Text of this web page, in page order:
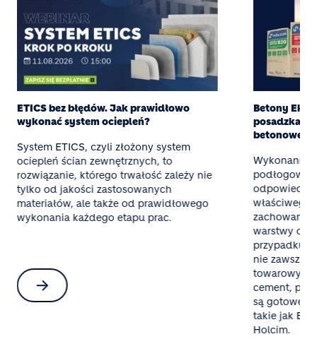
ETICS bez błędów. Jak prawidłowo
wykonać system ociepleń?
System ETICS, czyli złożony system
ociepleń ścian zewnętrznych, to
rozwiązanie, którego trwałość zależy nie
tylko od jakości zastosowanych
materiałów, ale także od prawidłowego
wykonania każdego etapu prac.
Betony
posadzka z
betonowej
Wykonanie
właściwego
zachowania
warstwy
przypadku
nie zawsze
towarowy
cement,
są gotowe
takie jak
Holcim.